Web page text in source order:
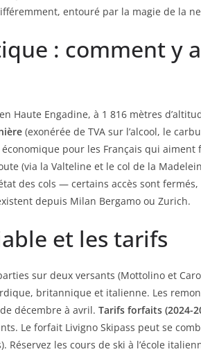
entouré par la magie de la
: comment y
Haute Engadine, à 1 816 mètres
(exonérée de TVA sur l’alcool, le
pour les Français qui aiment
(via la Valteline et le col de la
des cols — certains accès sont
depuis Milan Bergamo ou Zurich.
et les tarifs
sur deux versants (Mottolino et
britannique et italienne. Les
décembre à avril. Tarifs forfaits (2024-
Le forfait Livigno Skipass peut se
Réservez les cours de ski à l’école